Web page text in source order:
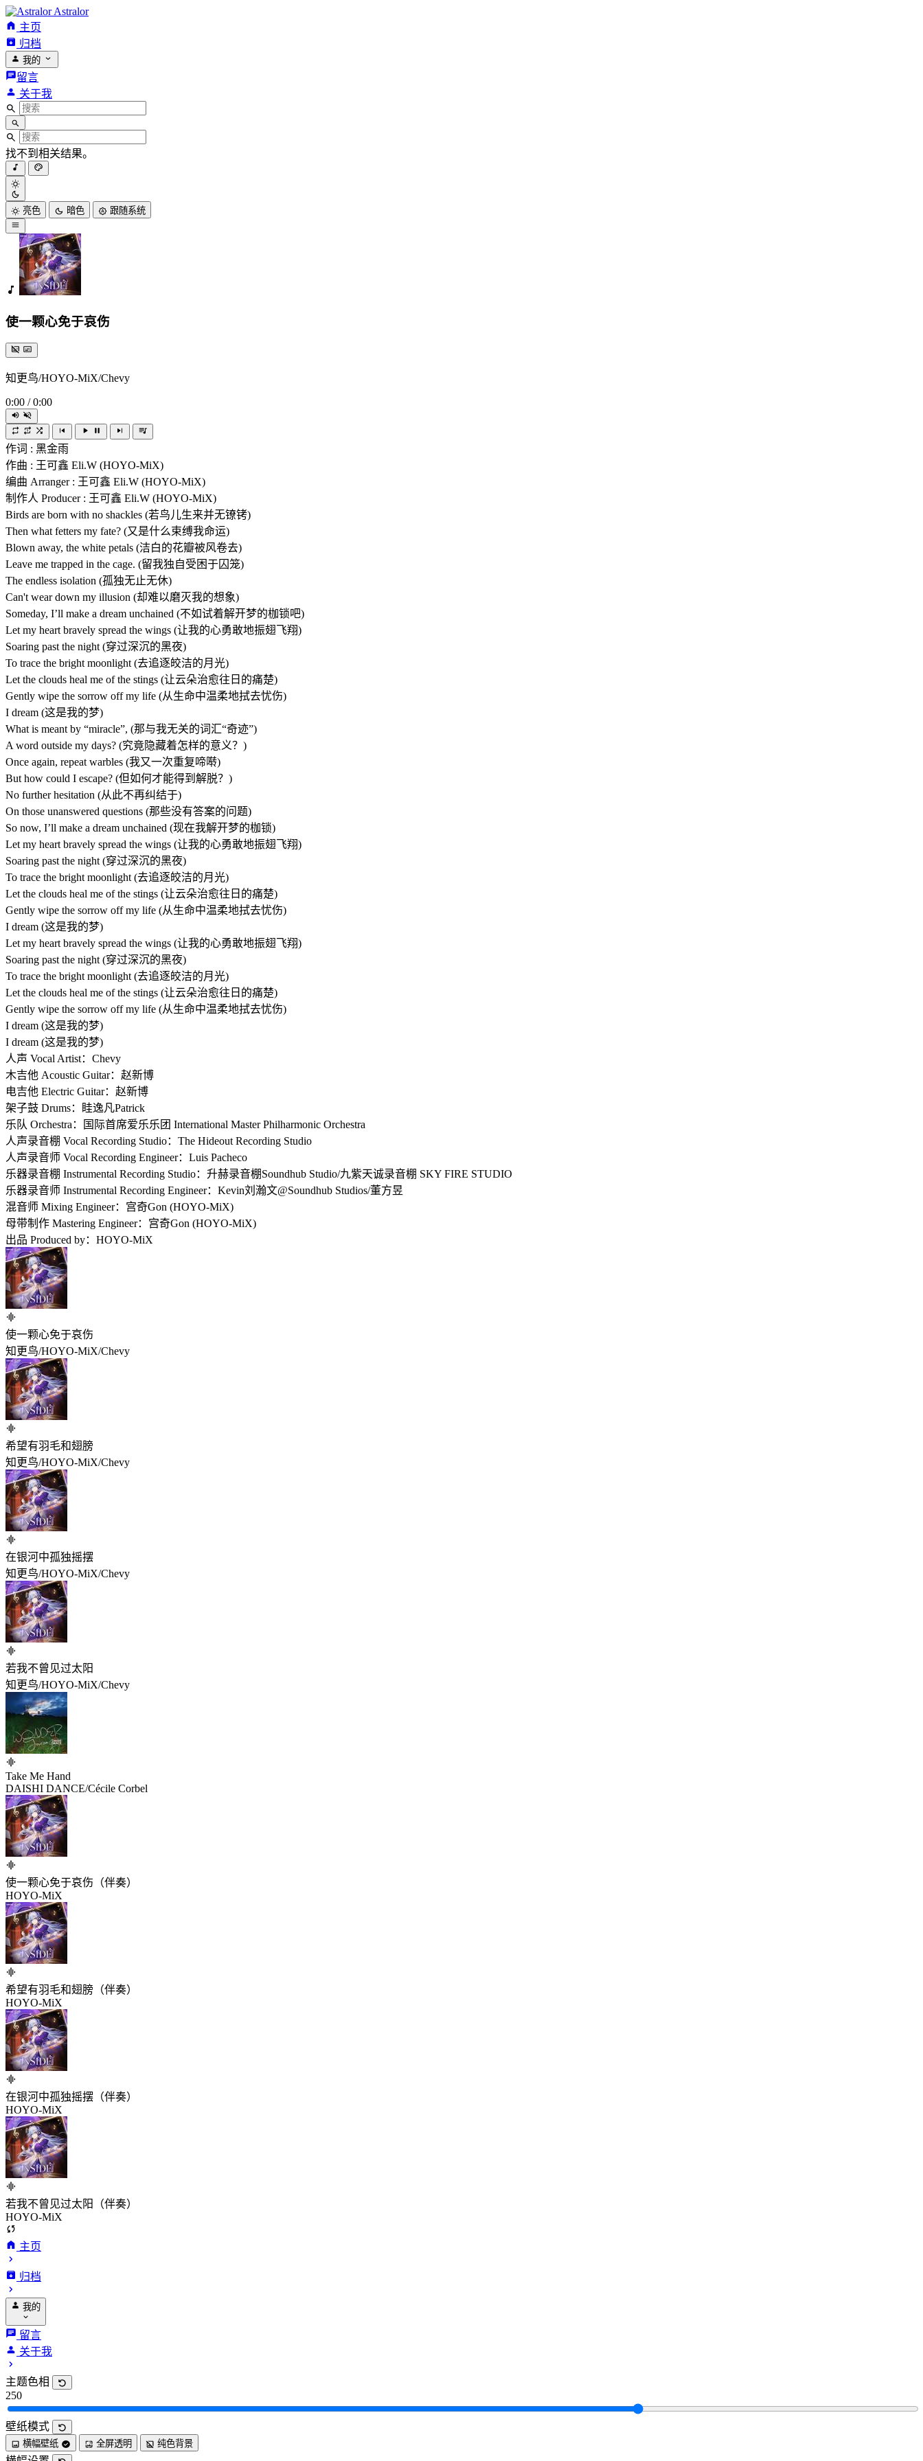
Astralor
主页
归档
我的
留言
关于我
找不到相关结果。
亮色 暗色 跟随系统
使一颗心免于哀伤
知更鸟/HOYO-MiX/Chevy
0:00 / 0:00
作词 : 黑金雨
作曲 : 王可鑫 Eli.W (HOYO-MiX)
编曲 Arranger : 王可鑫 Eli.W (HOYO-MiX)
制作人 Producer : 王可鑫 Eli.W (HOYO-MiX)
Birds are born with no shackles (若鸟儿生来并无镣铐)
Then what fetters my fate? (又是什么束缚我命运)
Blown away, the white petals (洁白的花瓣被风卷去)
Leave me trapped in the cage. (留我独自受困于囚笼)
The endless isolation (孤独无止无休)
Can't wear down my illusion (却难以磨灭我的想象)
Someday, I’ll make a dream unchained (不如试着解开梦的枷锁吧)
Let my heart bravely spread the wings (让我的心勇敢地振翅飞翔)
Soaring past the night (穿过深沉的黑夜)
To trace the bright moonlight (去追逐皎洁的月光)
Let the clouds heal me of the stings (让云朵治愈往日的痛楚)
Gently wipe the sorrow off my life (从生命中温柔地拭去忧伤)
I dream (这是我的梦)
What is meant by “miracle”, (那与我无关的词汇“奇迹”)
A word outside my days? (究竟隐藏着怎样的意义？)
Once again, repeat warbles (我又一次重复啼啭)
But how could I escape? (但如何才能得到解脱？)
No further hesitation (从此不再纠结于)
On those unanswered questions (那些没有答案的问题)
So now, I’ll make a dream unchained (现在我解开梦的枷锁)
Let my heart bravely spread the wings (让我的心勇敢地振翅飞翔)
Soaring past the night (穿过深沉的黑夜)
To trace the bright moonlight (去追逐皎洁的月光)
Let the clouds heal me of the stings (让云朵治愈往日的痛楚)
Gently wipe the sorrow off my life (从生命中温柔地拭去忧伤)
I dream (这是我的梦)
Let my heart bravely spread the wings (让我的心勇敢地振翅飞翔)
Soaring past the night (穿过深沉的黑夜)
To trace the bright moonlight (去追逐皎洁的月光)
Let the clouds heal me of the stings (让云朵治愈往日的痛楚)
Gently wipe the sorrow off my life (从生命中温柔地拭去忧伤)
I dream (这是我的梦)
I dream (这是我的梦)
人声 Vocal Artist：Chevy
木吉他 Acoustic Guitar：赵新博
电吉他 Electric Guitar：赵新博
架子鼓 Drums：眭逸凡Patrick
乐队 Orchestra：国际首席爱乐乐团 International Master Philharmonic Orchestra
人声录音棚 Vocal Recording Studio：The Hideout Recording Studio
人声录音师 Vocal Recording Engineer：Luis Pacheco
乐器录音棚 Instrumental Recording Studio：升赫录音棚Soundhub Studio/九紫天诚录音棚 SKY FIRE STUDIO
乐器录音师 Instrumental Recording Engineer：Kevin刘瀚文@Soundhub Studios/董方昱
混音师 Mixing Engineer：宫奇Gon (HOYO-MiX)
母带制作 Mastering Engineer：宫奇Gon (HOYO-MiX)
出品 Produced by：HOYO-MiX
使一颗心免于哀伤
知更鸟/HOYO-MiX/Chevy
希望有羽毛和翅膀
知更鸟/HOYO-MiX/Chevy
在银河中孤独摇摆
知更鸟/HOYO-MiX/Chevy
若我不曾见过太阳
知更鸟/HOYO-MiX/Chevy
Take Me Hand
DAISHI DANCE/Cécile Corbel
使一颗心免于哀伤（伴奏）
HOYO-MiX
希望有羽毛和翅膀（伴奏）
HOYO-MiX
在银河中孤独摇摆（伴奏）
HOYO-MiX
若我不曾见过太阳（伴奏）
HOYO-MiX
主页
归档
我的
留言
关于我
主题色相
250
壁纸模式
横幅壁纸 全屏透明 纯色背景